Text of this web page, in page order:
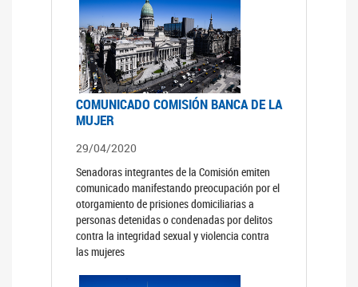
COMUNICADO COMISIÓN BANCA DE LA
MUJER
29/04/2020
Senadoras integrantes de la Comisión emiten
comunicado manifestando preocupación por el
otorgamiento de prisiones domiciliarias a
personas detenidas o condenadas por delitos
contra la integridad sexual y violencia contra
las mujeres